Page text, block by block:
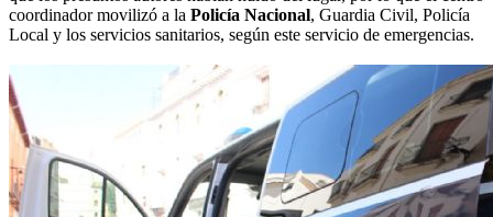
coordinador movilizó a la Policía Nacional, Guardia Civil, Policía
Local y los servicios sanitarios, según este servicio de emergencias.